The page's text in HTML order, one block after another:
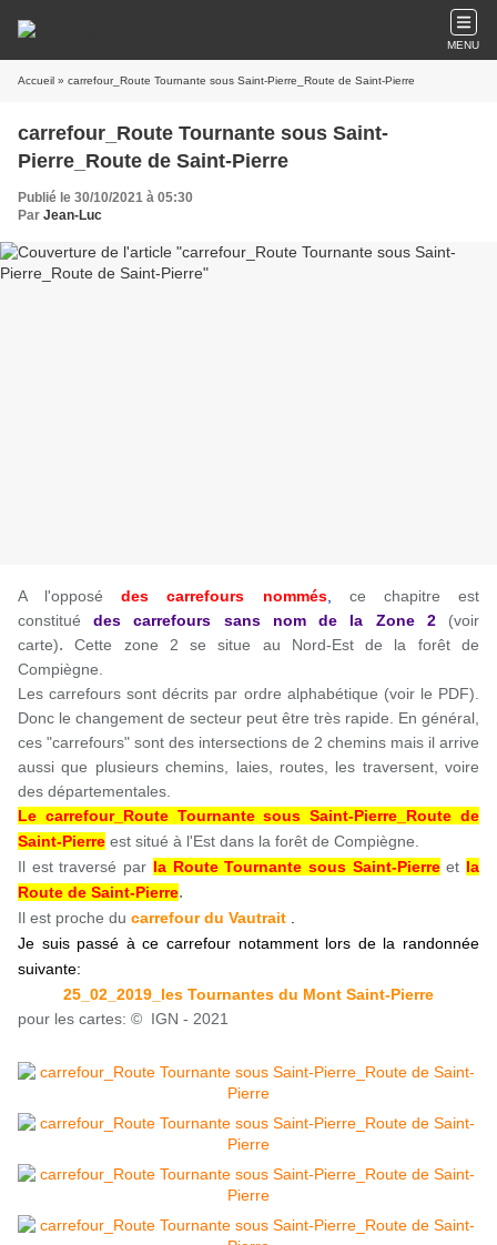
MENU
Accueil » carrefour_Route Tournante sous Saint-Pierre_Route de Saint-Pierre
carrefour_Route Tournante sous Saint-
Pierre_Route de Saint-Pierre
Publié le 30/10/2021 à 05:30
Par Jean-Luc
A l'opposé des carrefours nommés,
ce chapitre est
constituédes carrefours sans nomde la Zone 2(voir
carte).
Cette zone 2 se situe au Nord-Est de la forêt de
Compiègne.
Les carrefours sont décrits par ordre alphabétique (voir le PDF).
Donc le changement de secteur peut être très rapide. En général,
ces "carrefours" sont des intersections de 2 chemins mais il arrive
aussi que plusieurs chemins, laies, routes, les traversent, voire
des départementales.
Le carrefour_Route Tournante sous Saint-Pierre_Route de
Saint-Pierre est situé à l'Est dans la forêt de Compiègne.
Il est traversé par la Route Tournante sous Saint-Pierreet la
Route de Saint-Pierre.
Il est proche du carrefour du Vautrait
Je suis passé à ce carrefour notamment lors de la randonnée
suivante:
25_02_2019_les Tournantes du Mont Saint-Pierre
pour les cartes: © IGN - 2021